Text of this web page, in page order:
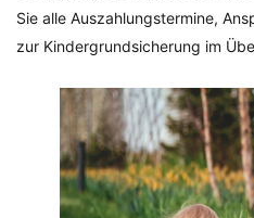
Sie alle Auszahlungstermine,
zur Kindergrundsicherung im